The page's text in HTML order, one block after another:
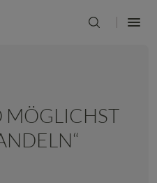
MÖGLICHST